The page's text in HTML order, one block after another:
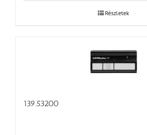
Részletek
139.53200